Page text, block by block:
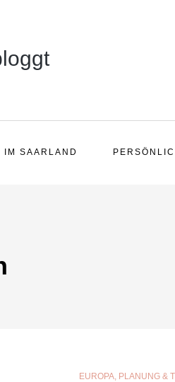
IM SAARLAND
EUROPA, PLANUNG &